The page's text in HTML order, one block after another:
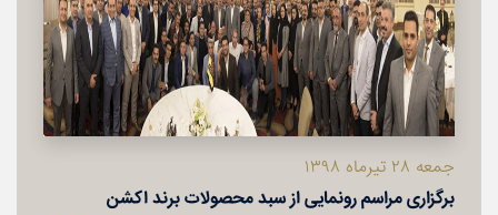
جمعه ۲۸ تیرماه ۱۳۹۸
برگزاری مراسم رونمایی از سبد محصولات برند اكشن